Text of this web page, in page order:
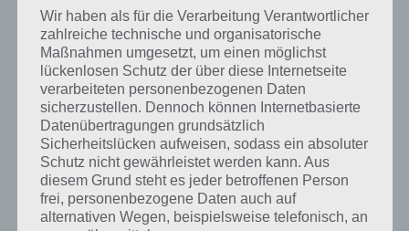
kurze Begriffserklärung!
Zu Teich haben wir zunächst keine weiteren Informationen parat!
Auf WhatsApp teilen Teilen auf Facebook
Tweet auf Twitter
Wir haben als für die Verarbeitung Verantwortlicher
zahlreiche technische und organisatorische
Maßnahmen umgesetzt, um einen möglichst
lückenlosen Schutz der über diese Internetseite
verarbeiteten personenbezogenen Daten
sicherzustellen. Dennoch können Internetbasierte
Datenübertragungen grundsätzlich
Sicherheitslücken aufweisen, sodass ein absoluter
Schutz nicht gewährleistet werden kann. Aus
diesem Grund steht es jeder betroffenen Person
frei, personenbezogene Daten auch auf
alternativen Wegen, beispielsweise telefonisch, an